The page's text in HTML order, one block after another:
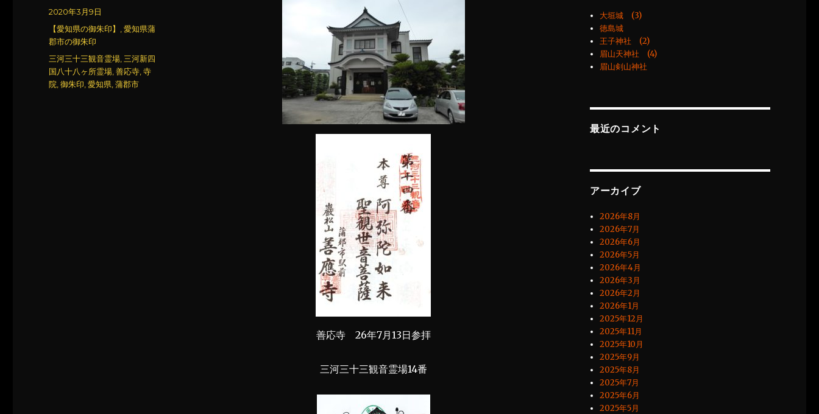
善応寺 26年7月13日参拝
三河三十三観音霊場14番
投
稿
日:
2020年3月9日
カ
テ
ゴ
リ
ー
【愛知県の御朱印】 ,愛知県蒲
郡市の御朱印
タ
グ
三河三十三観音霊場 三河新四
国八十八ヶ所霊場 ,善応寺 ,寺
院 ,御朱印 ,愛知県 ,蒲郡市
大垣城 (3)
徳島城
王子神社 (2)
眉山天神社 (4)
眉山剣山神社
最近のコメント
アーカイブ
2026年8月
2026年7月
2026年6月
2026年5月
2026年4月
2026年3月
2026年2月
2026年1月
2025年12月
2025年11月
2025年10月
2025年9月
2025年8月
2025年7月
2025年6月
2025年5月